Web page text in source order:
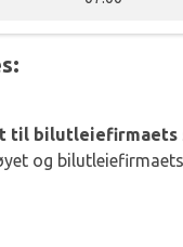
til bilutleiefirmaets
og